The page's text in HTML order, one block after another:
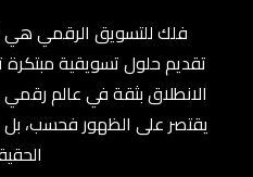
فلك للتسويق الرقمي
تقديم حلول تسويقية مبتكرة
الانطلاق بثقة في عالم
يقتصر على الظهور فحسب، بل